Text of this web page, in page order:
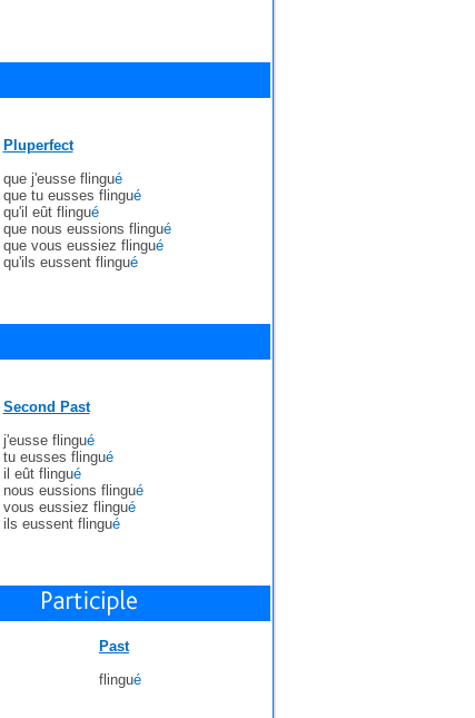
Pluperfect
que j'eusse flingué
que tu eusses flingué
qu'il eût flingué
que nous eussions flingué
que vous eussiez flingué
qu'ils eussent flingué
Second Past
j'eusse flingué
tu eusses flingué
il eût flingué
nous eussions flingué
vous eussiez flingué
ils eussent flingué
Past
flingué